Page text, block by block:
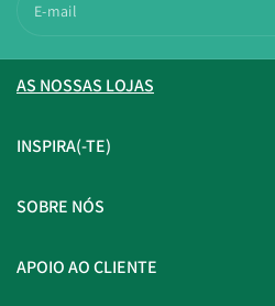
E-mail
AS NOSSAS LOJAS
INSPIRA(-TE)
SOBRE NÓS
APOIO AO CLIENTE